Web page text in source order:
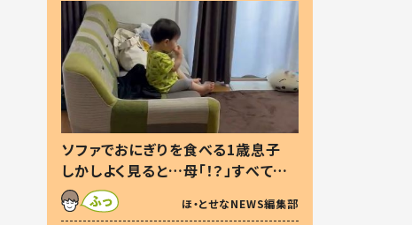
ソファでおにぎりを食べる1歳息子
しかしよく見ると…母「！？」すべてを
察した母の投稿に「可愛いから許
す！」「現行犯〜」
ほ・とせなNEWS編集部